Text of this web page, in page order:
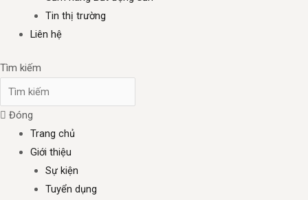
Tin thị trường
Liên hệ
Tìm kiếm
Đóng
Trang chủ
Giới thiệu
Sự kiện
Tuyển dụng